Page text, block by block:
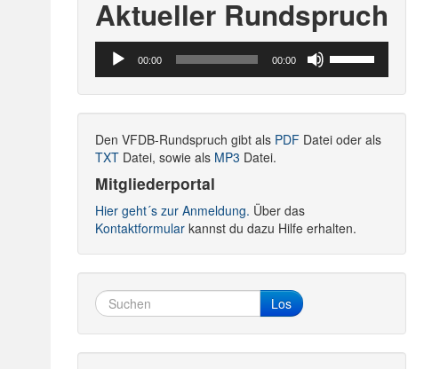
Aktueller Rundspruch
Audio-
Player
00:00 00:00
Hoch/Runter
Lautstärke
Den VFDB-Rundspruch gibt als PDF Datei oder als
TXT Datei, sowie als MP3 Datei.
Mitgliederportal
Hier geht´s zur Anmeldung. Über das
Kontaktformular kannst du dazu Hilfe erhalten.
Los